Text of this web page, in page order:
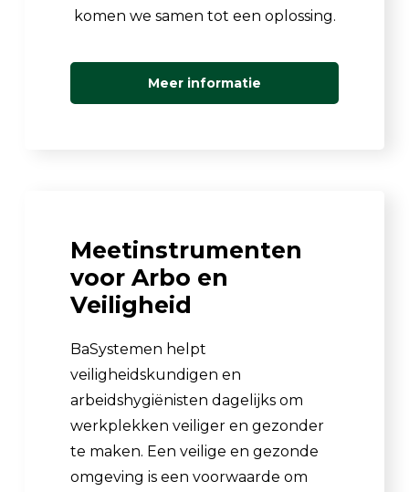
komen we samen tot een oplossing.
Meer informatie
Meetinstrumenten
voor Arbo en
Veiligheid
BaSystemen helpt
veiligheidskundigen en
arbeidshygiënisten dagelijks om
werkplekken veiliger en gezonder
te maken. Een veilige en gezonde
omgeving is een voorwaarde om